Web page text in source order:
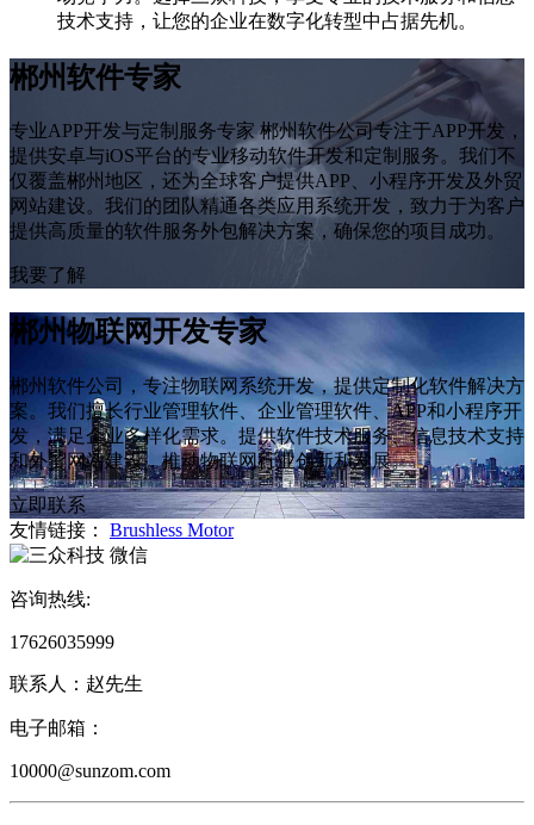
技术支持，让您的企业在数字化转型中占据先机。
郴州软件专家
专业APP开发与定制服务专家 郴州软件公司专注于APP开发，
提供安卓与iOS平台的专业移动软件开发和定制服务。我们不
仅覆盖郴州地区，还为全球客户提供APP、小程序开发及外贸
网站建设。我们的团队精通各类应用系统开发，致力于为客户
提供高质量的软件服务外包解决方案，确保您的项目成功。
我要了解
郴州物联网开发专家
郴州软件公司，专注物联网系统开发，提供定制化软件解决方
案。我们擅长行业管理软件、企业管理软件、APP和小程序开
发，满足企业多样化需求。提供软件技术服务、信息技术支持
和外贸网站建设，推动物联网行业创新和发展。
立即联系
友情链接：
Brushless Motor
微信
咨询热线:
17626035999
联系人：赵先生
电子邮箱：
10000@sunzom.com